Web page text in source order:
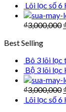
Lõi lọc số 6
₫3,000,000 ₫
Best Selling
Bô 3 lõi
Bộ 3 lõi lọc
₫3,000,000 ₫
Lõi lọc số 6